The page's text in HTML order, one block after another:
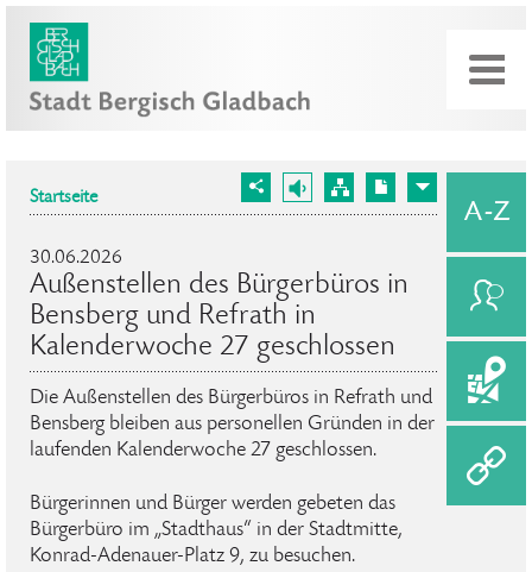
Startseite
30.06.2026
Außenstellen des Bürgerbüros in
Bensberg und Refrath in
Kalenderwoche 27 geschlossen
Die Außenstellen des Bürgerbüros in Refrath und
Bensberg bleiben aus personellen Gründen in der
laufenden Kalenderwoche 27 geschlossen.
Bürgerinnen und Bürger werden gebeten das
Bürgerbüro im „Stadthaus“ in der Stadtmitte,
Konrad-Adenauer-Platz 9, zu besuchen.